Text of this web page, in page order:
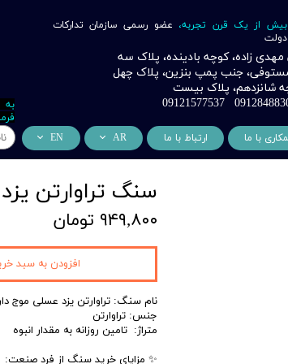
مهدی زاده، کوچه بادینده، پلاک سه
مستوفی، جنب پمپ بنزین، پلاک چهل
شانزدهم، پلاک بیست
بیش از یک قرن تجربه، عضو رسمی سازمان تدارکات
دولت
با ما ارتباط با ما AR
التعاون التجاري
EN
Cooperation
به
سنگ تراوارتن
۹۴۹,۸۰۰ تومان
نام سنگ: تراوارتن یزد عسلی موج
جنس: تراوارتن
متراژ: تامین روزانه به مقدار انبوه
✨ مزایای خرید سنگ از فرد صنعت:
افزودن به سبد